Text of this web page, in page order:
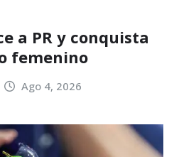
a PR y conquista
femenino
Ago 4, 2026